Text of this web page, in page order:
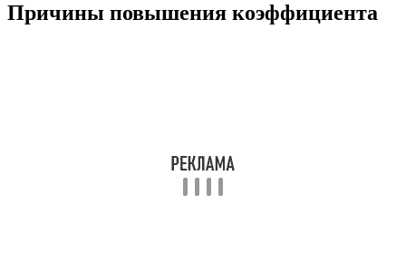
Причины повышения коэффициента